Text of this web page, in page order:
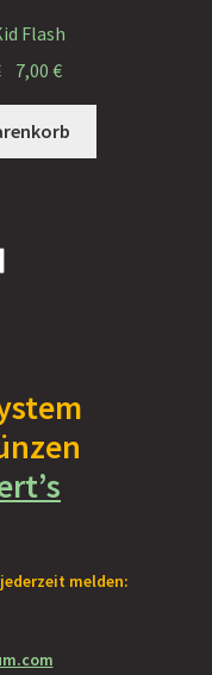
für
Flash
Ursprünglicher
Preis
war:
15,99 €
7,00€Aktueller
Preis
ist:
7,00 €.
melden: